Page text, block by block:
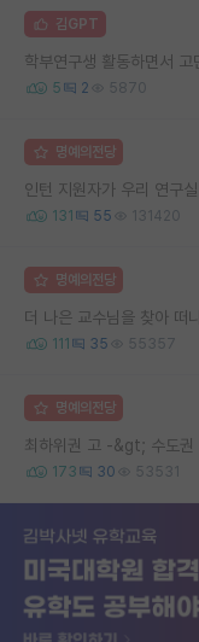
김GPT
학부연구생 활동하면서 고
5 2 5870
명예의전당
인턴 지원자가 우리 연구
131 55 131420
명예의전당
더 나은 교수님을 찾아 떠
111 35 55357
명예의전당
최하위권 고 -&gt; 수도
173 30 53531